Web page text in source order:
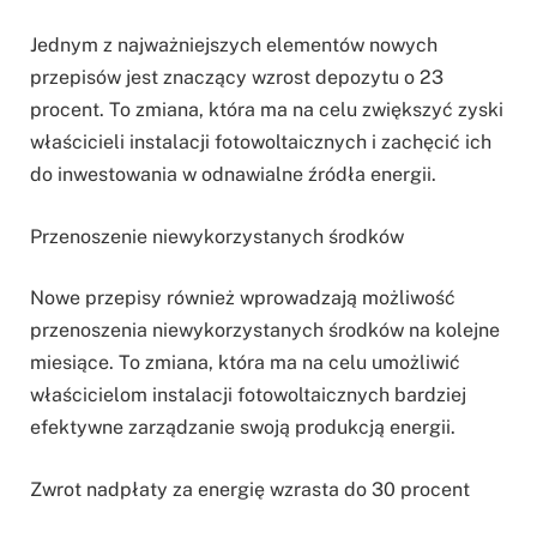
Jednym z najważniejszych elementów nowych
przepisów jest znaczący wzrost depozytu o 23
procent. To zmiana, która ma na celu zwiększyć zyski
właścicieli instalacji fotowoltaicznych i zachęcić ich
do inwestowania w odnawialne źródła energii.
Przenoszenie niewykorzystanych środków
Nowe przepisy również wprowadzają możliwość
przenoszenia niewykorzystanych środków na kolejne
miesiące. To zmiana, która ma na celu umożliwić
właścicielom instalacji fotowoltaicznych bardziej
efektywne zarządzanie swoją produkcją energii.
Zwrot nadpłaty za energię wzrasta do 30 procent